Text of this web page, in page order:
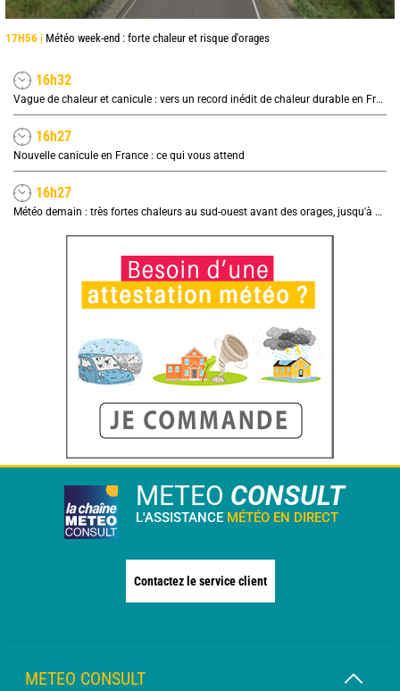
17H56 | Météo week-end : forte chaleur et risque d'orages
16h32
Vague de chaleur et canicule : vers un record inédit de chaleur durable en France
16h27
Nouvelle canicule en France : ce qui vous attend
16h27
Météo demain : très fortes chaleurs au sud-ouest avant des orages, jusqu'à 39°C
METEO CONSULT
L'ASSISTANCE MÉTÉO EN DIRECT
Contactez le service client
METEO CONSULT